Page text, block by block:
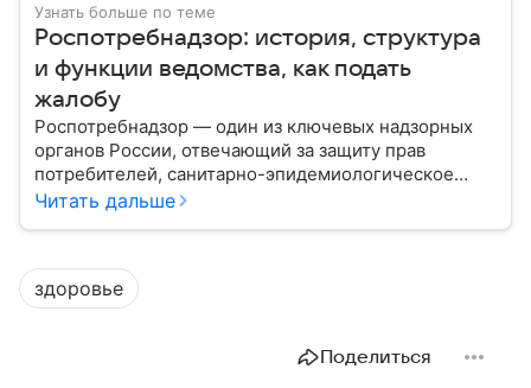
Узнать больше по теме
Роспотребнадзор: история, структура
и функции ведомства, как подать
жалобу
Роспотребнадзор — один из ключевых надзорных
органов России, отвечающий за защиту прав
потребителей, санитарно-эпидемиологическое
благополучие населения и контроль соблюдения
руководит им сегодня.
Читать дальше
здоровье
Поделиться